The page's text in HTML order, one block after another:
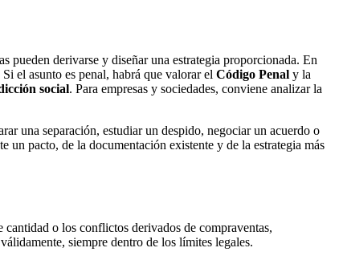
pueden derivarse y diseñar una estrategia proporcionada. En
el asunto es penal, habrá que valorar el Código Penal y la
social. Para empresas y sociedades, conviene analizar la
una separación, estudiar un despido, negociar un acuerdo o
un pacto, de la documentación existente y de la estrategia más
cantidad o los conflictos derivados de compraventas,
siempre dentro de los límites legales.